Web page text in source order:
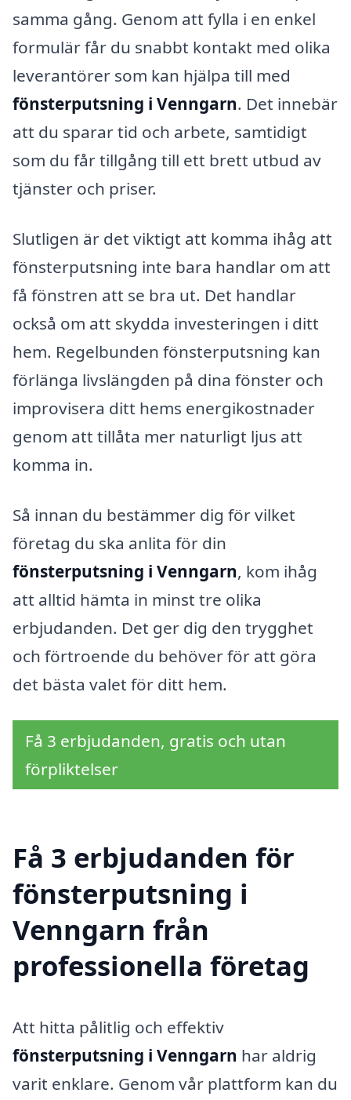
samma gång. Genom att fylla i en enkel
formulär får du snabbt kontakt med olika
leverantörer som kan hjälpa till med
fönsterputsning i Venngarn. Det innebär
att du sparar tid och arbete, samtidigt
som du får tillgång till ett brett utbud av
tjänster och priser.
Slutligen är det viktigt att komma ihåg att
fönsterputsning inte bara handlar om att
få fönstren att se bra ut. Det handlar
också om att skydda investeringen i ditt
hem. Regelbunden fönsterputsning kan
förlänga livslängden på dina fönster och
improvisera ditt hems energikostnader
genom att tillåta mer naturligt ljus att
komma in.
Så innan du bestämmer dig för vilket
företag du ska anlita för din
fönsterputsning i Venngarn, kom ihåg
att alltid hämta in minst tre olika
erbjudanden. Det ger dig den trygghet
och förtroende du behöver för att göra
det bästa valet för ditt hem.
Få 3 erbjudanden, gratis och utan
förpliktelser
Få 3 erbjudanden för
fönsterputsning i
Venngarn från
professionella företag
Att hitta pålitlig och effektiv
fönsterputsning i Venngarn har aldrig
varit enklare. Genom vår plattform kan du